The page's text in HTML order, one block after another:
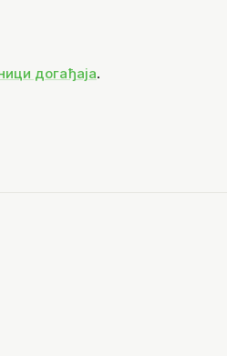
догађаја.